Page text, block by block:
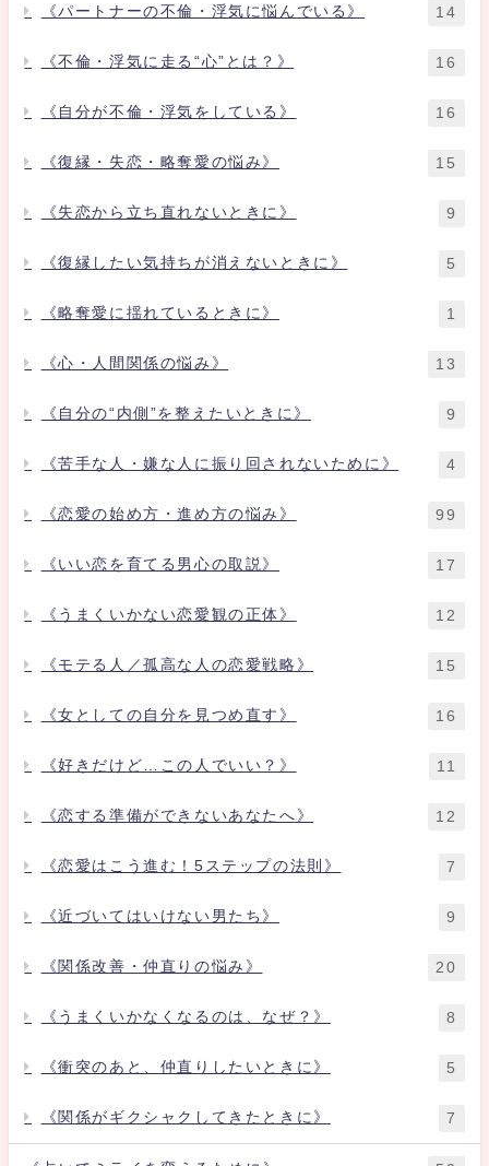
《パートナーの不倫・浮気に悩んでいる》 14
《不倫・浮気に走る“心”とは？》 16
《自分が不倫・浮気をしている》 16
《復縁・失恋・略奪愛の悩み》 15
《失恋から立ち直れないときに》 9
《復縁したい気持ちが消えないときに》 5
《略奪愛に揺れているときに》 1
《心・人間関係の悩み》 13
《自分の“内側”を整えたいときに》 9
《苦手な人・嫌な人に振り回されないために》 4
《恋愛の始め方・進め方の悩み》 99
《いい恋を育てる男心の取説》 17
《うまくいかない恋愛観の正体》 12
《モテる人／孤高な人の恋愛戦略》 15
《女としての自分を見つめ直す》 16
《好きだけど…この人でいい？》 11
《恋する準備ができないあなたへ》 12
《恋愛はこう進む！5ステップの法則》 7
《近づいてはいけない男たち》 9
《関係改善・仲直りの悩み》 20
《うまくいかなくなるのは、なぜ？》 8
《衝突のあと、仲直りしたいときに》 5
《関係がギクシャクしてきたときに》 7